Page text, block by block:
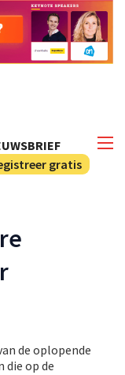
gratis
de oplopende
die op de